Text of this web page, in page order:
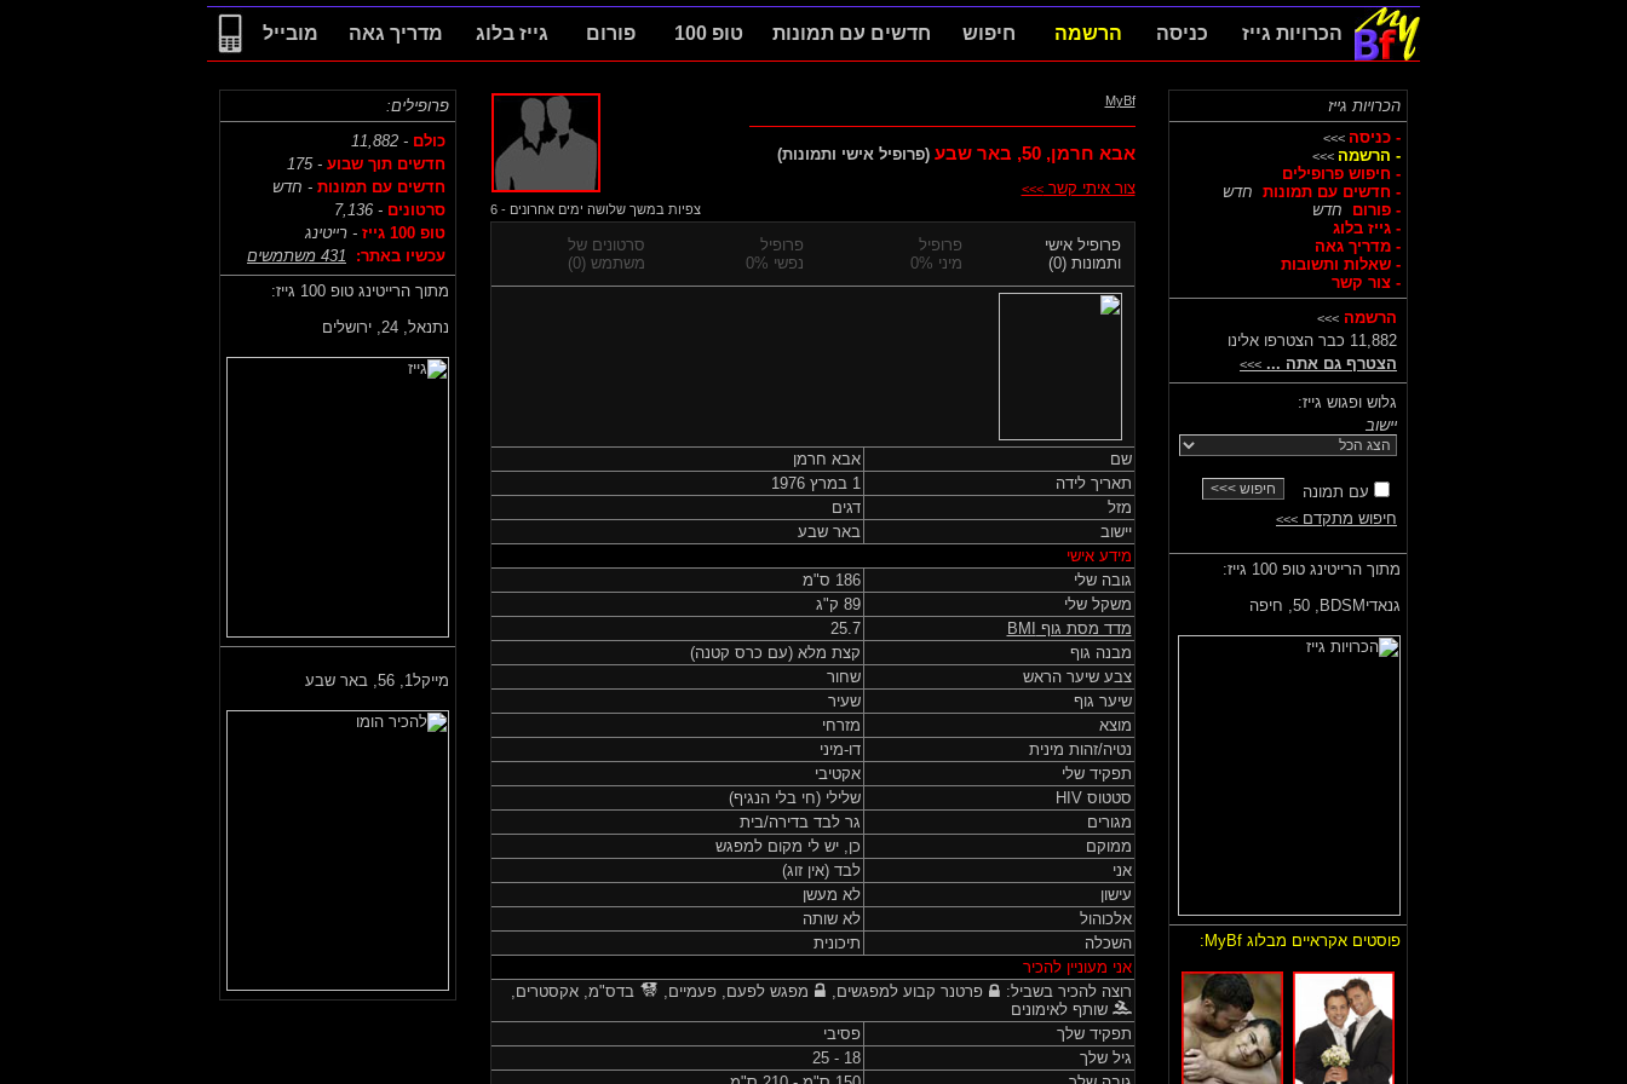
הכרויות גייז כניסה הרשמה חיפוש חדשים עם תמונות טופ 100 פורום גייז בלוג מדריך גאה מובייל
הכרויות גייז
- כניסה >>>
- הרשמה >>>
- חיפוש פרופילים
- חדשים עם תמונות חדש
- פורום
חדש
- גייז בלוג
- מדריך גאה
- שאלות ותשובות
- צור קשר
הרשמה >>>
11,882 כבר הצטרפו אלינו
הצטרף גם אתה ... >>>
גלוש ופגוש גייז:
יישוב
עם תמונה
חיפוש מתקדם >>>
מתוך הרייטינג טופ 100 גייז:
גנאדיBDSM,
50, חיפה
פוסטים אקראיים מבלוג MyBf:
MyBf
אבא חרמן,50, באר שבע (פרופיל אישי ותמונות)
צור איתי קשר>>>
צפיות במשך שלושה ימים אחרונים - 6
פרופיל אישי
ותמונות (0)
פרופיל
מיני 0%
פרופיל
נפשי 0%
סרטונים של
משתמש (0)
שם
אבא חרמן
תאריך לידה
1 במרץ 1976
מזל
דגים
יישוב
באר שבע
מידע אישי
גובה שלי
186 ס"מ
משקל שלי
89 ק"ג
מדד מסת גוף
BMI
25.7
מבנה גוף
קצת מלא (עם כרס קטנה)
צבע שיער הראש
שחור
שיער גוף
שעיר
מוצא
מזרחי
נטיה/זהות מינית
דו-מיני
תפקיד שלי
אקטיבי
סטטוס HIV
שלילי (חי בלי הנגיף)
מגורים
גר לבד בדירה/בית
ממוקם
כן, יש לי מקום למפגש
אני
לבד (אין זוג)
עישון
לא מעשן
אלכוהול
לא שותה
השכלה
תיכונית
אני מעוניין להכיר
רוצה להכיר בשביל:
פרטנר קבוע למפגשים, מפגש לפעם, פעמיים,
בדס"מ, אקסטרים,
שותף לאימונים
תפקיד שלך
פסיבי
גיל שלך
18 - 25
פרופילים:
כולם - 11,882
חדשים תוך שבוע - 175
חדשים עם תמונות - חדש
סרטונים - 7,136
טופ 100 גייז
- רייטינג
עכשיו באתר:
431 משתמשים
מתוך הרייטינג טופ 100 גייז:
נתנאל, 24, ירושלים
מייקל1, 56, באר שבע